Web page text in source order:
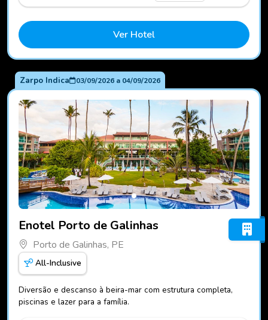
Ver Hotel
Zarpo Indica 03/09/2026a 04/09/2026
Enotel Porto de Galinhas
Porto de Galinhas, PE
All-Inclusive
Diversão e descanso à beira-mar com estrutura completa,
piscinas e lazer para a família.